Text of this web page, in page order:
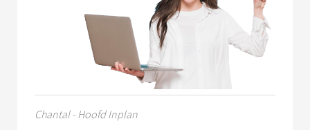
Chantal - Hoofd Inplan